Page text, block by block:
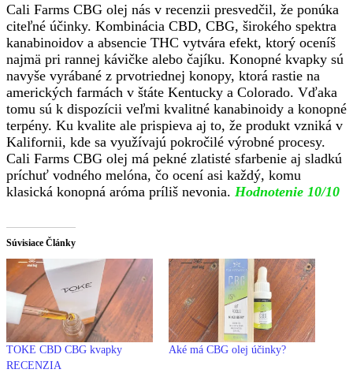
Cali Farms CBG olej nás v recenzii presvedčil, že ponúka
citeľné účinky. Kombinácia CBD, CBG, širokého spektra
kanabinoidov a absencie THC vytvára efekt, ktorý oceníš
najmä pri rannej kávičke alebo čajíku. Konopné kvapky sú
navyše vyrábané z prvotriednej konopy, ktorá rastie na
amerických farmách v štáte Kentucky a Colorado. Vďaka
tomu sú k dispozícii veľmi kvalitné kanabinoidy a konopné
terpény. Ku kvalite ale prispieva aj to, že produkt vzniká v
Kalifornii, kde sa využívajú pokročilé výrobné procesy.
Cali Farms CBG olej má pekné zlatisté sfarbenie aj sladkú
príchuť vodného melóna, čo ocení asi každý, komu
klasická konopná aróma príliš nevonia. Hodnotenie 10/10
Súvisiace Články
TOKE CBD CBG kvapky
RECENZIA
Aké má CBG olej účinky?